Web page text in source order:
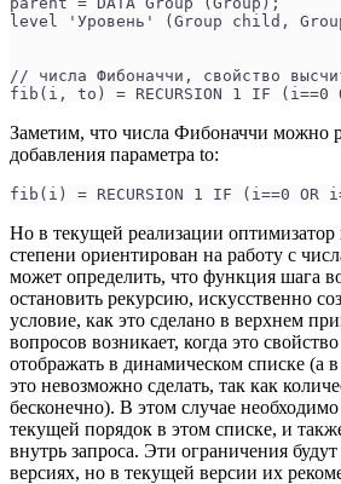
level 'Уровень' (Group child,
// числа Фибоначчи, свойство
fib(i, to) = RECURSION 1 IF (i==0
Заметим, что числа Фибоначчи можно
добавления параметра to:
fib(i) = RECURSION 1 IF (i==0 OR
Но в текущей реализации
степени ориентирован на работу с
может определить, что функция шага
остановить рекурсию, искусственно
условие, как это сделано в верхнем
вопросов возникает, когда это
отображать в динамическом списке (а
это невозможно сделать, так как
бесконечно). В этом случае
текущей порядок в этом списке, и
внутрь запроса. Эти ограничения
версиях, но в текущей версии их